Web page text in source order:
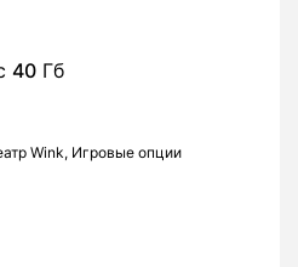
40 Гб
Wink, Игровые опции